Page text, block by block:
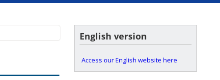
English version
Access our English website here